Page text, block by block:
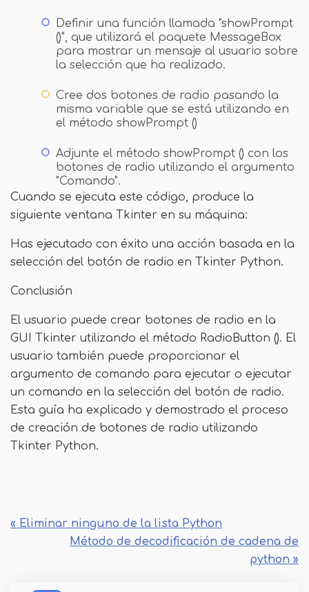
Definir una función llamada "showPrompt
()", que utilizará el paquete MessageBox
para mostrar un mensaje al usuario sobre
la selección que ha realizado.
Cree dos botones de radio pasando la
misma variable que se está utilizando en
el método showPrompt ()
Adjunte el método showPrompt () con los
botones de radio utilizando el argumento
"Comando".
Cuando se ejecuta este código, produce la
siguiente ventana Tkinter en su máquina:
Has ejecutado con éxito una acción basada en la
selección del botón de radio en Tkinter Python.
Conclusión
El usuario puede crear botones de radio en la
GUI Tkinter utilizando el método RadioButton (). El
usuario también puede proporcionar el
argumento de comando para ejecutar o ejecutar
un comando en la selección del botón de radio.
Esta guía ha explicado y demostrado el proceso
de creación de botones de radio utilizando
Tkinter Python.
« Eliminar ninguno de la lista Python
Método de decodificación de cadena de
python »